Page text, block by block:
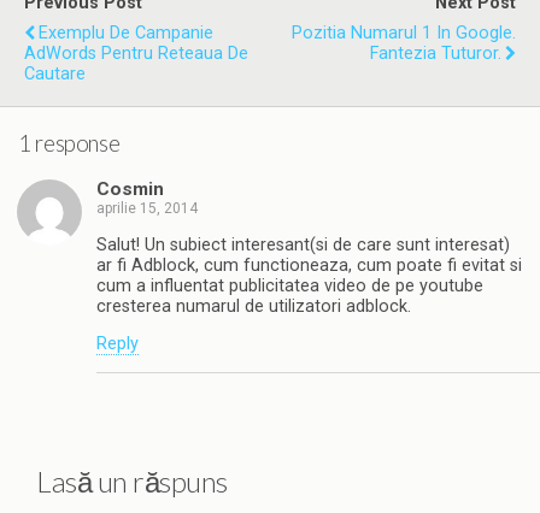
Exemplu De Campanie
AdWords Pentru Reteaua De
Cautare
Pozitia Numarul 1 In Google.
Fantezia Tuturor.
1 response
Cosmin
aprilie 15, 2014
Salut! Un subiect interesant(si de care sunt interesat)
ar fi Adblock, cum functioneaza, cum poate fi evitat si
cum a influentat publicitatea video de pe youtube
cresterea numarul de utilizatori adblock.
Reply
Lasă un răspuns